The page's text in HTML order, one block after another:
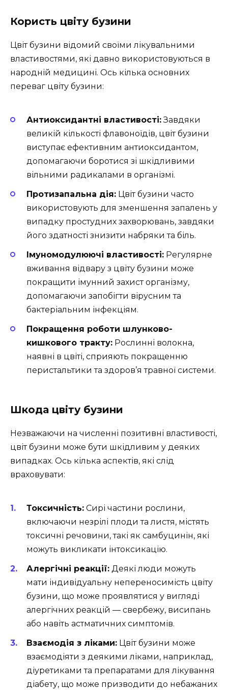
Користь цвіту бузини
Цвіт бузини відомий своїми лікувальними
властивостями, які давно використовуються в
народній медицині. Ось кілька основних
переваг цвіту бузини:
Антиоксидантні властивості:Завдяки
великій кількості флавоноїдів, цвіт бузини
виступає ефективним антиоксидантом,
допомагаючи боротися зі шкідливими
вільними радикалами в організмі.
Протизапальна дія: Цвіт бузини часто
використовують для зменшення запалень у
випадку простудних захворювань, завдяки
його здатності знизити набряки та біль.
Імуномодулюючі властивості: Регулярне
вживання відвару з цвіту бузини може
покращити імунний захист організму,
допомагаючи запобігти вірусним та
бактеріальним інфекціям.
Покращення роботи шлунково-
кишкового тракту: Рослинні волокна,
наявні в цвіті, сприяють покращенню
перистальтики та здоров’я травної системи.
Шкода цвіту бузини
Незважаючи на численні позитивні властивості,
цвіт бузини може бути шкідливим у деяких
випадках. Ось кілька аспектів, які слід
враховувати:
Токсичність: Сирі частини рослини,
включаючи незрілі плоди та листя, містять
токсичні речовини, такі як самбуцинін, які
можуть викликати інтоксикацію.
Алергічні реакції: Деякі люди можуть
мати індивідуальну непереносимість цвіту
бузини, що може проявлятися у вигляді
алергічних реакцій — свербежу, висипань
або навіть астматичних симптомів.
Взаємодія з ліками: Цвіт бузини може
взаємодіяти з деякими ліками, наприклад,
діуретиками та препаратами для лікування
діабету, що може призводити до небажаних